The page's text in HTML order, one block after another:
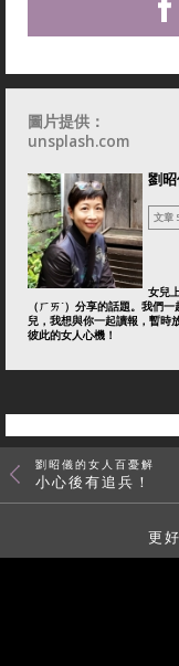
圖片提供：
unsplash.com
劉
文章
女兒
（ㄏㄞˊ）分享的話題。我們
兒，我想與你一起讀報，暫時
彼此的女人心機！
劉昭儀的女人百憂解
小心後有追兵！
更